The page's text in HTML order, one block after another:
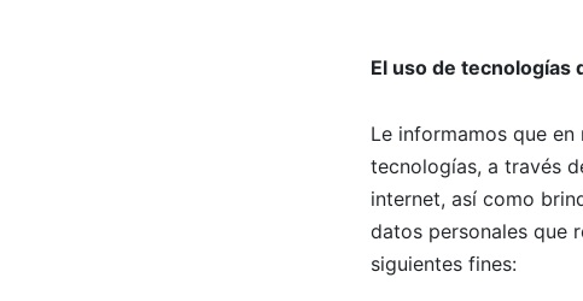
El uso de
Le informamos que
tecnologías, a través
internet, así como
datos personales que
siguientes fines: